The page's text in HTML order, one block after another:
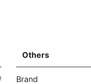
Others
Brand